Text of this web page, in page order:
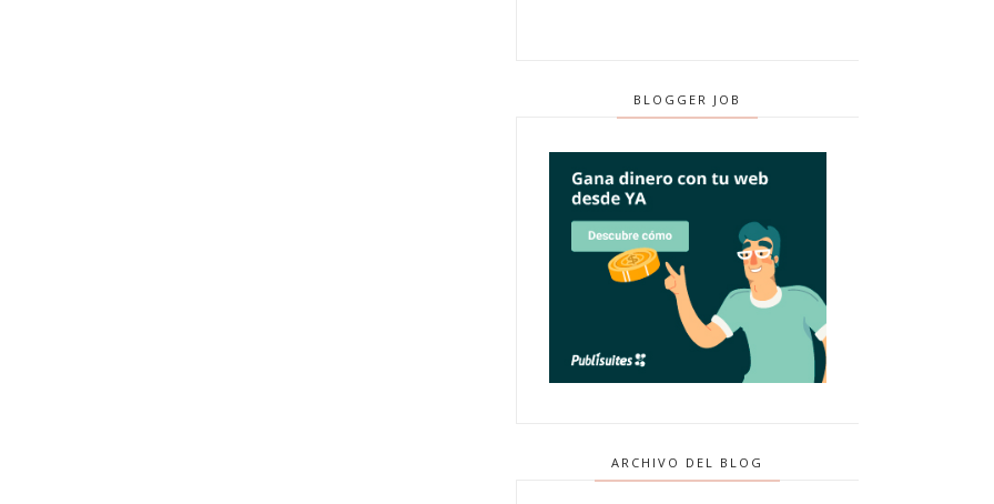
BLOGGER JOB
ARCHIVO DEL BLOG